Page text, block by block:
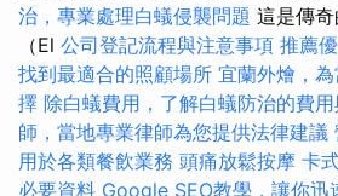
治，專業處理白蟻侵襲問題 這是傳奇
（El 公司登記流程與注意事項 推薦
找到最適合的照顧場所 宜蘭外燴，
擇 除白蟻費用，了解白蟻防治的費用
師，當地專業律師為您提供法律建議
用於各類餐飲業務 頭痛放鬆按摩 卡
必要資料 Google SEO教學，讓你迅